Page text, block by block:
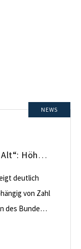
NEWS
KfW-Förderung „Jung kauft Alt“: Höhere Kredite ab August 2026
deutlich
von Zahl
des Bundes
effektiv bei